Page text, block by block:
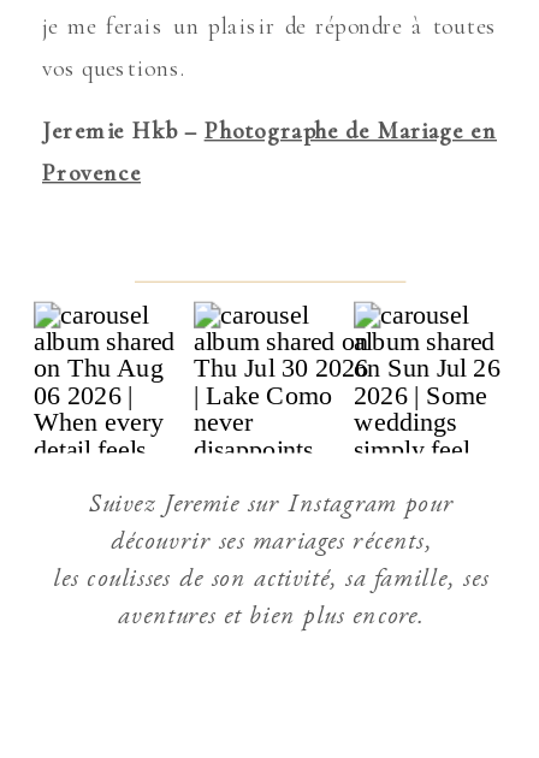
je me ferais un plaisir de répondre à toutes
vos questions.
Jeremie Hkb – Photographe de Mariage en
Provence
Suivez Jeremie sur Instagram pour
découvrir ses mariages récents,
les coulisses de son activité, sa famille, ses
aventures et bien plus encore.